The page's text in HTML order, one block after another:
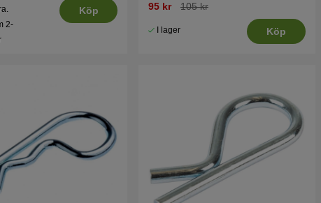
2-
Köp 95 kr 105 kr
I lager Köp